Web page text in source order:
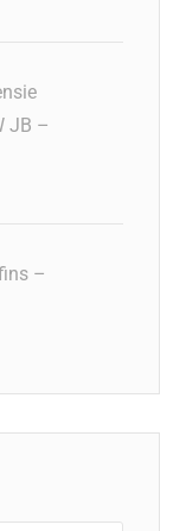
JB –
–